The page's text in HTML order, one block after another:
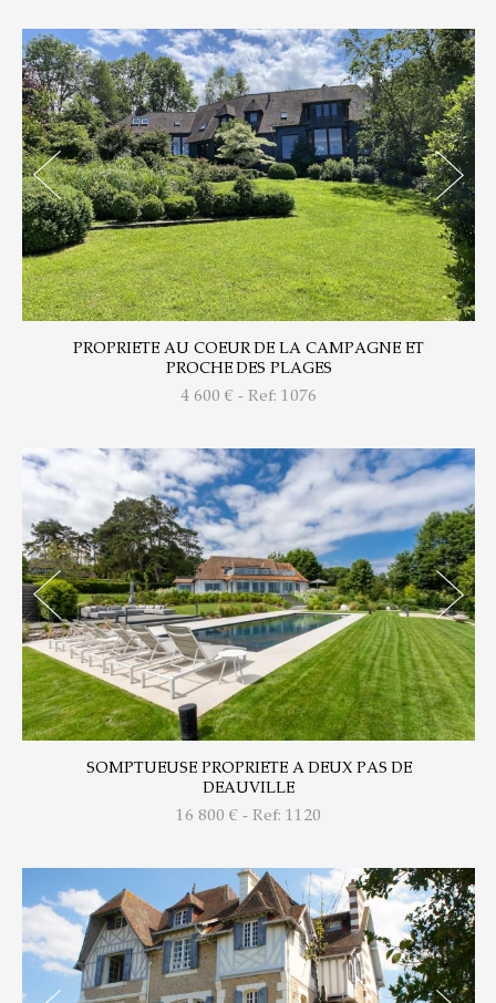
PROPRIETE AU COEUR DE LA CAMPAGNE ET
PROCHE DES PLAGES
4 600 € - Ref: 1076
SOMPTUEUSE PROPRIETE A DEUX PAS DE
DEAUVILLE
16 800 € - Ref: 1120